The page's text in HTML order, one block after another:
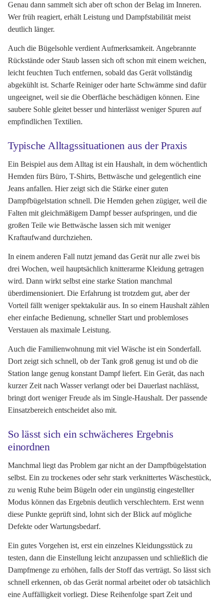
Genau dann sammelt sich aber oft schon der Belag im Inneren.
Wer früh reagiert, erhält Leistung und Dampfstabilität meist
deutlich länger.
Auch die Bügelsohle verdient Aufmerksamkeit. Angebrannte
Rückstände oder Staub lassen sich oft schon mit einem weichen,
leicht feuchten Tuch entfernen, sobald das Gerät vollständig
abgekühlt ist. Scharfe Reiniger oder harte Schwämme sind dafür
ungeeignet, weil sie die Oberfläche beschädigen können. Eine
saubere Sohle gleitet besser und hinterlässt weniger Spuren auf
empfindlichen Textilien.
Typische Alltagssituationen aus der Praxis
Ein Beispiel aus dem Alltag ist ein Haushalt, in dem wöchentlich
Hemden fürs Büro, T-Shirts, Bettwäsche und gelegentlich eine
Jeans anfallen. Hier zeigt sich die Stärke einer guten
Dampfbügelstation schnell. Die Hemden gehen zügiger, weil die
Falten mit gleichmäßigem Dampf besser aufspringen, und die
großen Teile wie Bettwäsche lassen sich mit weniger
Kraftaufwand durchziehen.
In einem anderen Fall nutzt jemand das Gerät nur alle zwei bis
drei Wochen, weil hauptsächlich knitterarme Kleidung getragen
wird. Dann wirkt selbst eine starke Station manchmal
überdimensioniert. Die Erfahrung ist trotzdem gut, aber der
Vorteil fällt weniger spektakulär aus. In so einem Haushalt zählen
eher einfache Bedienung, schneller Start und problemloses
Verstauen als maximale Leistung.
Auch die Familienwohnung mit viel Wäsche ist ein Sonderfall.
Dort zeigt sich schnell, ob der Tank groß genug ist und ob die
Station lange genug konstant Dampf liefert. Ein Gerät, das nach
kurzer Zeit nach Wasser verlangt oder bei Dauerlast nachlässt,
bringt dort weniger Freude als im Single-Haushalt. Der passende
Einsatzbereich entscheidet also mit.
So lässt sich ein schwächeres Ergebnis
einordnen
Manchmal liegt das Problem gar nicht an der Dampfbügelstation
selbst. Ein zu trockenes oder sehr stark verknittertes Wäschestück,
zu wenig Ruhe beim Bügeln oder ein ungünstig eingestellter
Modus können das Ergebnis deutlich verschlechtern. Erst wenn
diese Punkte geprüft sind, lohnt sich der Blick auf mögliche
Defekte oder Wartungsbedarf.
Ein gutes Vorgehen ist, erst ein einzelnes Kleidungsstück zu
testen, dann die Einstellung leicht anzupassen und schließlich die
Dampfmenge zu erhöhen, falls der Stoff das verträgt. So lässt sich
schnell erkennen, ob das Gerät normal arbeitet oder ob tatsächlich
eine Auffälligkeit vorliegt. Diese Reihenfolge spart Zeit und